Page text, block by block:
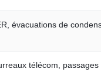
évacuations de
télécom, passages